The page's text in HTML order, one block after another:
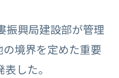
振興局建設部が管理
境界を定めた重要
した。